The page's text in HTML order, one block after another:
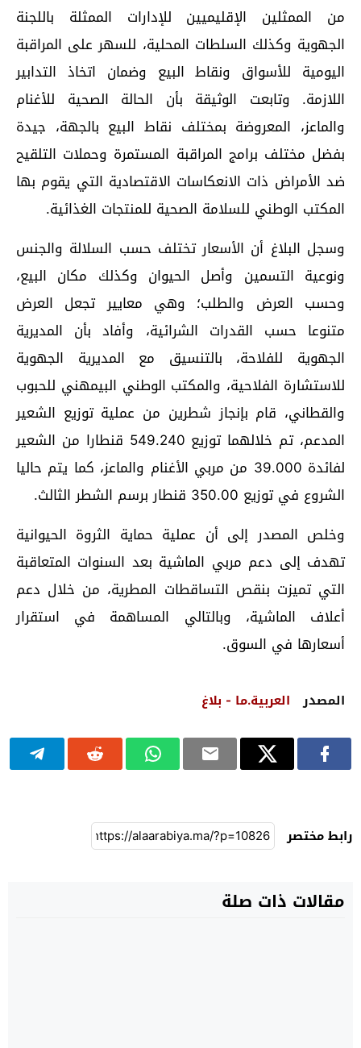
من الممثلين الإقليميين للإدارات الممثلة باللجنة
الجهوية وكذلك السلطات المحلية، للسهر على المراقبة
اليومية للأسواق ونقاط البيع وضمان اتخاذ التدابير
اللازمة. وتابعت الوثيقة بأن الحالة الصحية للأغنام
والماعز، المعروضة بمختلف نقاط البيع بالجهة، جيدة
بفضل مختلف برامج المراقبة المستمرة وحملات التلقيح
ضد الأمراض ذات الانعكاسات الاقتصادية التي يقوم بها
المكتب الوطني للسلامة الصحية للمنتجات الغذائية.
وسجل البلاغ أن الأسعار تختلف حسب السلالة والجنس
ونوعية التسمين وأصل الحيوان وكذلك مكان البيع،
وحسب العرض والطلب؛ وهي معايير تجعل العرض
متنوعا حسب القدرات الشرائية، وأفاد بأن المديرية
الجهوية للفلاحة، بالتنسيق مع المديرية الجهوية
للاستشارة الفلاحية، والمكتب الوطني البيمهني للحبوب
والقطاني، قام بإنجاز شطرين من عملية توزيع الشعير
المدعم، تم خلالهما توزيع 549.240 قنطارا من الشعير
لفائدة 39.000 من مربي الأغنام والماعز، كما يتم حاليا
الشروع في توزيع 350.00 قنطار برسم الشطر الثالث.
وخلص المصدر إلى أن عملية حماية الثروة الحيوانية
تهدف إلى دعم مربي الماشية بعد السنوات المتعاقبة
التي تميزت بنقص التساقطات المطرية، من خلال دعم
أعلاف الماشية، وبالتالي المساهمة في استقرار
أسعارها في السوق.
المصدر العربية.ما - بلاغ
رابط مختصر
مقالات ذات صلة